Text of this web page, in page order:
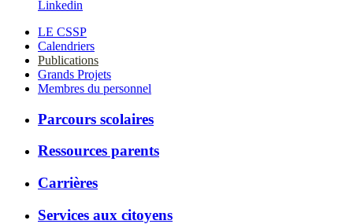
Linkedin
LE CSSP
Calendriers
Publications
Grands Projets
Membres du personnel
Parcours scolaires
Ressources parents
Carrières
Services aux citoyens